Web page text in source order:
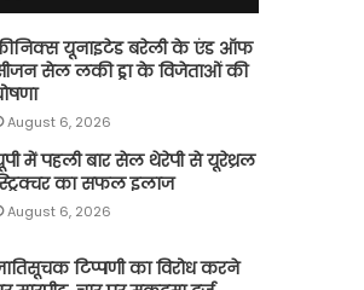
यूनाइटेड बरेली के एंड ऑफ
सेल लकी ड्रा के विजेताओं की
August 6, 2026
में पहली बार सेल थेरेपी से यूरेथ्रल
का सफल इलाज
August 6, 2026
टिप्पणी का विरोध करने